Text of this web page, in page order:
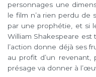
personnages une
le film n’a rien perdu de
par une prophétie, et si
William Shakespeare est
l’action donne déjà ses
au profit d’un revenant,
présage va donner à